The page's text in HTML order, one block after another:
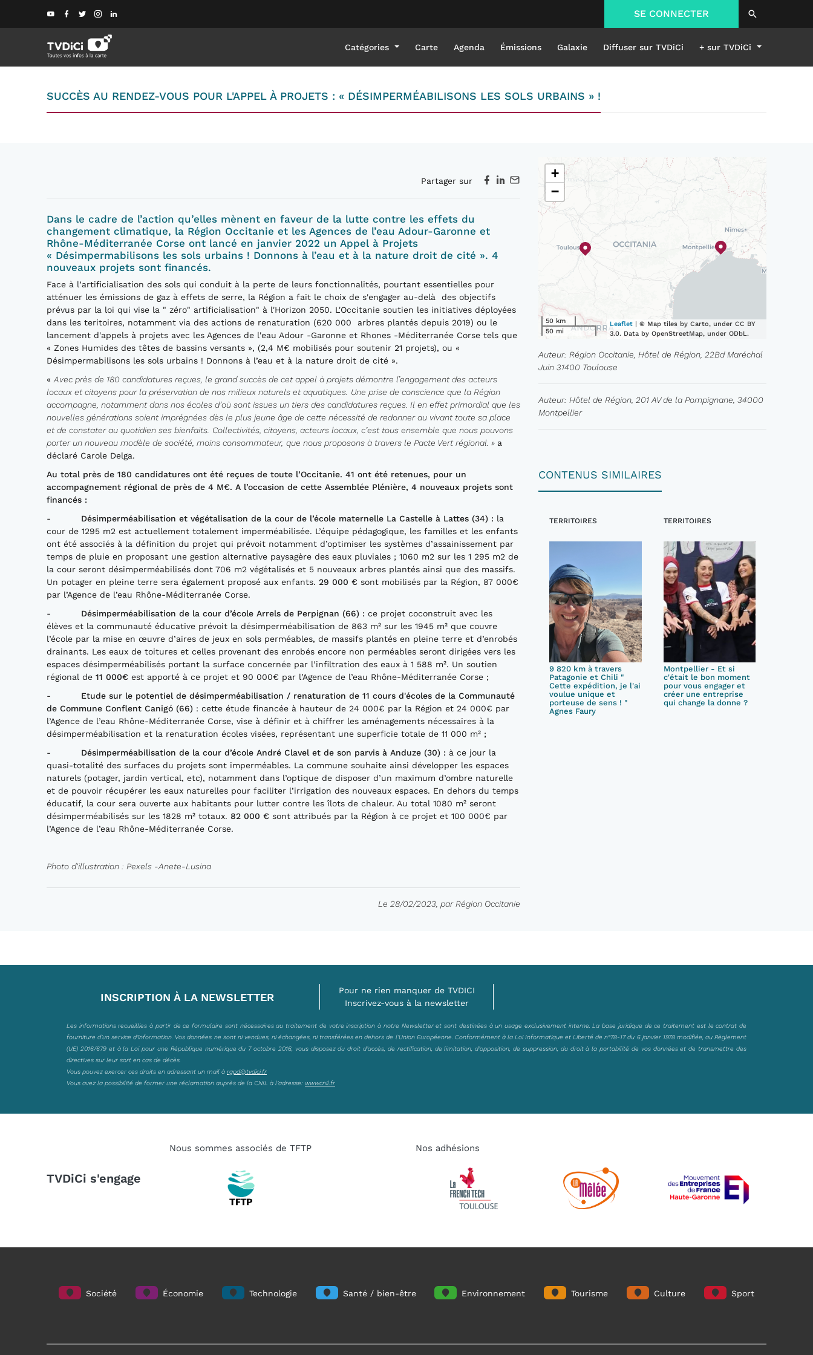
SE CONNECTER
Catégories Carte Agenda Émissions Galaxie Diffuser sur TVDiCi + sur TVDiCi
SUCCÈS AU RENDEZ-VOUS POUR L'APPEL À PROJETS : « DÉSIMPERMÉABILISONS LES SOLS URBAINS » !
Partager sur
Dans le cadre de l’action qu’elles mènent en faveur de la lutte contre les effets du
changement climatique, la Région Occitanie et les Agences de l’eau Adour-Garonne et
Rhône-Méditerranée Corse ont lancé en janvier 2022 un Appel à Projets
« Désimpermabilisons les sols urbains ! Donnons à l’eau et à la nature droit de cité ». 4
nouveaux projets sont financés.
Face à l’artificialisation des sols qui conduit à la perte de leurs fonctionnalités, pourtant essentielles pour
atténuer les émissions de gaz à effets de serre, la Région a fait le choix de s'engager au-delà des objectifs
prévus par la loi qui vise la " zéro" artificialisation" à l'Horizon 2050. L'Occitanie soutien les initiatives déployées
dans les teritoires, notamment via des actions de renaturation (620 000 arbres plantés depuis 2019) ou le
lancement d'appels à projets avec les Agences de l'eau Adour -Garonne et Rhones -Méditerranée Corse tels que
« Zones Humides des têtes de bassins versants », (2,4 M€ mobilisés pour soutenir 21 projets), ou «
Désimpermabilisons les sols urbains ! Donnons à l’eau et à la nature droit de cité ».
« Avec près de 180 candidatures reçues, le grandsuccès de cet appel à projets démontre l’engagementdes acteurs
locaux et citoyens pour la préservation de nos milieux naturels et aquatiques. Une prise de conscience que la Région
accompagne, notamment dans nos écoles d’où sont issues un tiers des candidatures reçues. Il en effet primordial que les
nouvelles générations soientimprégnées dès le plus jeune âge de cette nécessité de redonner au vivant toute sa place
et de constater au quotidien ses bienfaits Collectivités, citoyens, acteurs locaux, c’est tous ensemble que nous pouvons
porter un nouveau modèle de société , moins consommateur, que nous proposons à travers le Pacte Vertrégional. » a
déclaré Carole Delga.
Au total près de 180 candidatures ont été reçues de toute l’Occitanie. 41 ont été retenues, pour un
accompagnement régional de près de 4 M€. A l’occasion de cette Assemblée Plénière, 4 nouveaux projets sont
financés :
- Désimperméabilisation et végétalisation de la cour de l’école maternelle La Castelle à Lattes (34) : la
cour de 1295 m2 est actuellement totalement imperméabilisée. L’équipe pédagogique, les familles et les enfants
ont été associés à la définition du projet qui prévoit notamment d’optimiser les systèmes d’assainissement par
temps de pluie en proposant une gestion alternative paysagère des eaux pluviales ; 1060 m2 sur les 1 295 m2 de
la cour seront désimperméabilisés dont 706 m2 végétalisés et 5 nouveaux arbres plantés ainsi que des massifs.
Un potager en pleine terre sera également proposé aux enfants. 29 000 € sont mobilisés par la Région, 87 000€
par l’Agence de l’eau Rhône-Méditerranée Corse.
- Désimperméabilisation de la cour d’école Arrels de Perpignan (66) : ce projet coconstruit avec les
élèves et la communauté éducative prévoit la désimperméabilisation de 863 m² sur les 1945 m² que couvre
l’école par la mise en œuvre d’aires de jeux en sols perméables, de massifs plantés en pleine terre et d’enrobés
drainants. Les eaux de toitures et celles provenant des enrobés encore non perméables seront dirigées vers les
espaces désimperméabilisés portant la surface concernée par l’infiltration des eaux à 1 588 m². Un soutien
régional de 11 000€ est apporté à ce projet et 90 000€ par l’Agence de l’eau Rhône-Méditerranée Corse ;
- Etude sur le potentiel de désimperméabilisation / renaturation de 11 cours d'écoles de la Communauté
de Commune Conflent Canigó (66) : cette étude financée à hauteur de 24 000€ par la Région et 24 000€ par
l’Agence de l’eau Rhône-Méditerranée Corse, vise à définir et à chiffrer les aménagements nécessaires à la
désimperméabilisation et la renaturation écoles visées, représentant une superficie totale de 11 000 m² ;
- Désimperméabilisation de la cour d’école André Clavel et de son parvis à Anduze (30) : à ce jour la
quasi-totalité des surfaces du projets sont imperméables. La commune souhaite ainsi développer les espaces
naturels (potager, jardin vertical, etc), notamment dans l’optique de disposer d’un maximum d’ombre naturelle
et de pouvoir récupérer les eaux naturelles pour faciliter l’irrigation des nouveaux espaces. En dehors du temps
éducatif, la cour sera ouverte aux habitants pour lutter contre les îlots de chaleur. Au total 1080 m² seront
désimperméabilisés sur les 1828 m² totaux. 82 000 € sont attribués par la Région à ce projet et 100 000€ par
l’Agence de l’eau Rhône-Méditerranée Corse.
Photo d'illustration : Pexels -Anete-Lusina
Le 28/02/2023, par Région Occitanie
+
−
50 km
50 mi
Leaflet | © Map tiles by Carto, under CC BY
3.0. Data by OpenStreetMap, under ODbL.
Auteur: Région Occitanie, Hôtel de Région, 22Bd Maréchal
Juin 31400 Toulouse
Auteur: Hôtel de Région, 201 AV de la Pompignane, 34000
Montpellier
CONTENUS SIMILAIRES
TERRITOIRES
9 820 km à travers
Patagonie et Chili "
Cette expédition, je l'ai
voulue unique et
porteuse de sens ! "
Agnes Faury
TERRITOIRES
Montpellier - Et si
c'était le bon moment
pour vous engager et
créer une entreprise
qui change la donne ?
INSCRIPTION À LA NEWSLETTER
Pour ne rien manquer de TVDICI
Inscrivez-vous à la newsletter
Les informations recueillies à partir de ce formulaire sont nécessaires au traitement de votre inscription à notre Newsletter et sont destinées à un usage exclusivement interne. La base juridique de ce traitement est le contrat de
fourniture d’un service d’information. Vos données ne sont ni vendues, ni échangées, ni transférées en dehors de l’Union Européenne. Conformément à la Loi Informatique et Liberté de n°78-17 du 6 janvier 1978 modifiée, au Règlement
(UE) 2016/679 et à la Loi pour une République numérique du 7 octobre 2016, vous disposez du droit d’accès, de rectification, de limitation, d’opposition, de suppression, du droit à la portabilité de vos données et de transmettre des
directives sur leur sort en cas de décès.
Vous pouvez exercer ces droits en adressant un mail à rgpd@tvdici.fr
Vous avez la possibilité de former une réclamation auprès de la CNIL à l’adresse: www.cnil.fr
TVDiCi s'engage
Nous sommes associés de TFTP Nos adhésions
Société Économie Technologie Santé / bien-être Environnement Tourisme Culture Sport